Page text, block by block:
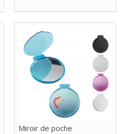
Miroir de poche